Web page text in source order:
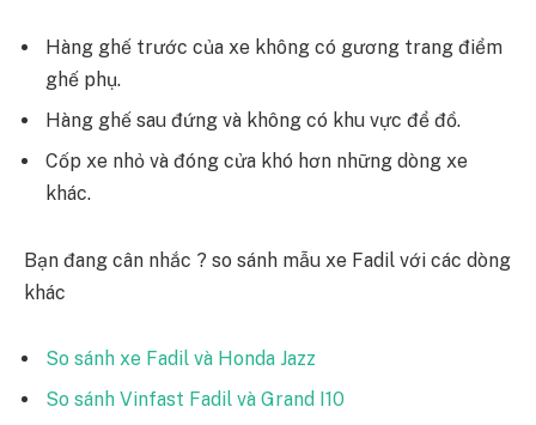
Hàng ghế trước của xe không có gương trang điểm
ghế phụ.
Hàng ghế sau đứng và không có khu vực để đồ.
Cốp xe nhỏ và đóng cửa khó hơn những dòng xe
khác.
Bạn đang cân nhắc ? so sánh mẫu xe Fadil với các dòng
khác
So sánh xe Fadil và Honda Jazz
So sánh Vinfast Fadil và Grand I10